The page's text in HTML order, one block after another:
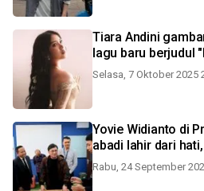
Tiara Andini
lagu baru berjudul
Selasa, 7 Oktober 2025
Yovie Widianto di
abadi lahir dari
Rabu, 24 September